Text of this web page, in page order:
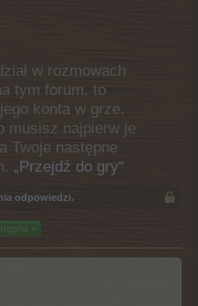
w rozmowach
tym forum, to
konta w grze.
musisz najpierw je
Twoje następne
„Przejdź do gry“
odpowiedzi.
>